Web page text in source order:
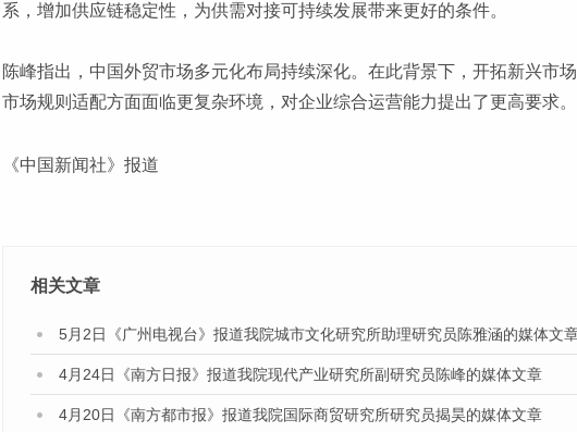
系，增加供应链稳定性，为供需对接可持续发展带来更好的条件。
陈峰指出，中国外贸市场多元化布局持续深化。在此背景下，开拓新兴市
市场规则适配方面面临更复杂环境，对企业综合运营能力提出了更高要求。
《中国新闻社》报道
相关文章
5月2日《广州电视台》报道我院城市文化研究所助理研究员陈雅涵的媒体文
4月24日《南方日报》报道我院现代产业研究所副研究员陈峰的媒体文章
4月20日《南方都市报》报道我院国际商贸研究所研究员揭昊的媒体文章